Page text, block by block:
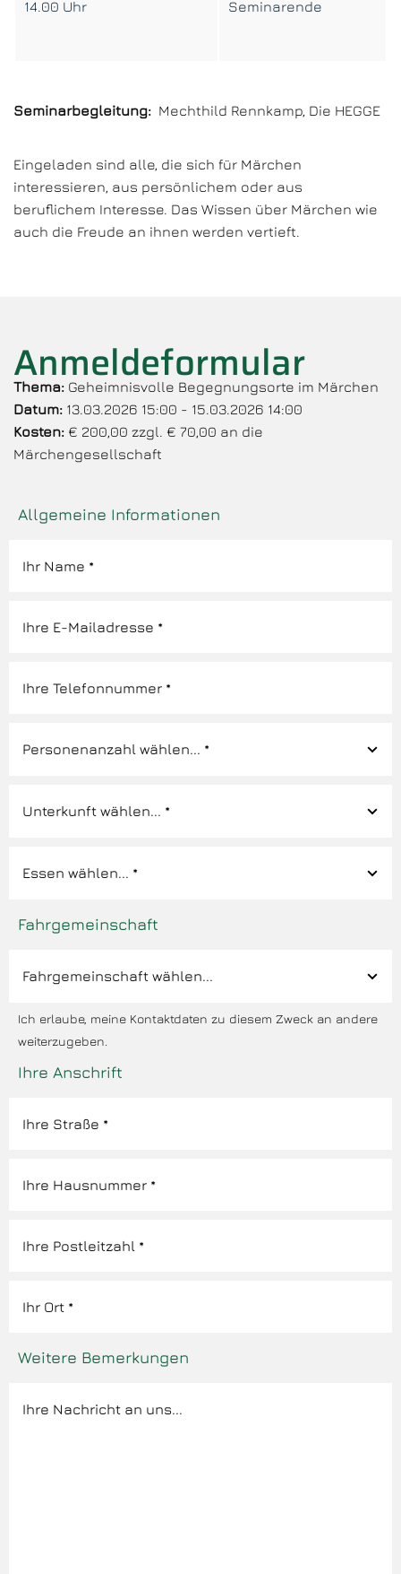
14.00 Uhr Seminarende
Seminarbegleitung: Mechthild Rennkamp, Die HEGGE
Eingeladen sind alle, die sich für Märchen
interessieren, aus persönlichem oder aus
beruflichem Interesse. Das Wissen über Märchen wie
auch die Freude an ihnen werden vertieft.
Anmeldeformular
Thema: Geheimnisvolle Begegnungsorte im Märchen
Datum: 13.03.2026 15:00 - 15.03.2026 14:00
Kosten: € 200,00 zzgl. € 70,00 an die
Märchengesellschaft
Allgemeine Informationen
Fahrgemeinschaft
Ich erlaube, meine Kontaktdaten zu diesem Zweck an andere
weiterzugeben.
Ihre Anschrift
Weitere Bemerkungen